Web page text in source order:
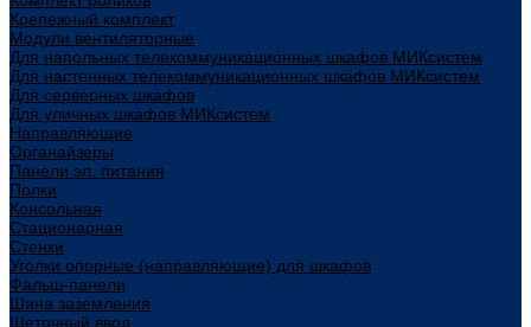
Крепежный комплект
Модули вентиляторные
Для напольных телекоммуникационных шкафов МИКсистем
Для настенных телекоммуникационных шкафов МИКсистем
Для серверных шкафов
Для уличных шкафов МИКсистем
Направляющие
Органайзеры
Панели эл. питания
Полки
Консольная
Стационарная
Стенки
Уголки опорные (направляющие) для шкафов
Фальш-панели
Шина заземления
Щеточный ввод